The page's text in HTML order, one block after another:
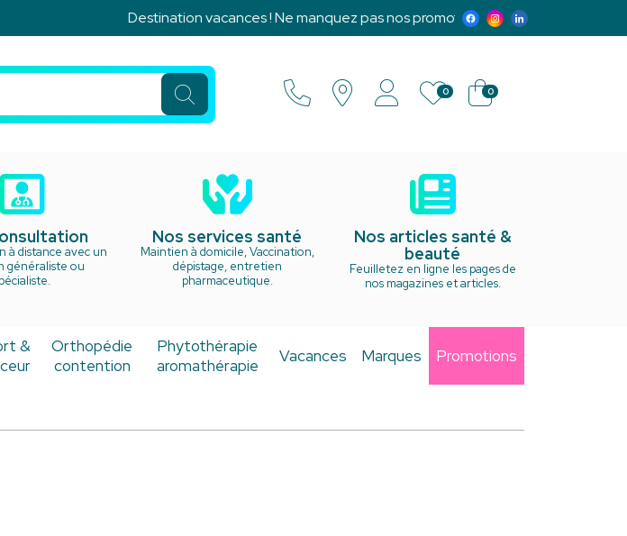
Destination vacances ! Ne manquez pas nos promotions exclusives et notre
en ligne à votre service
0 0
à distance avec un
généraliste ou
Nos services santé
Maintien à domicile, Vaccination,
dépistage, entretien
pharmaceutique.
Nos articles santé &
beauté
Feuilletez en ligne les pages de
nos magazines et articles.
&
Orthopédie
contention
Phytothérapie
aromathérapie
Vacances Marques Promotions